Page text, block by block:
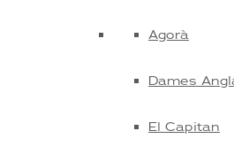
Agorà
Dames
El Capitan